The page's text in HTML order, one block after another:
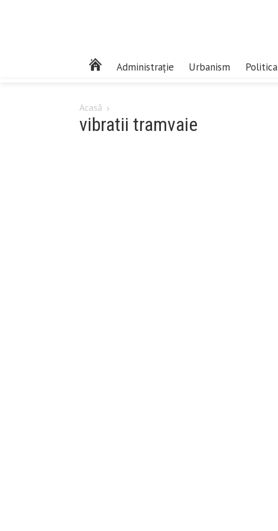
Administrație Urbanism Politica
Acasă
vibratii tramvaie